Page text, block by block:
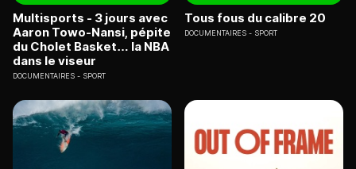
Multisports - 3 jours avec
Aaron Towo-Nansi, pépite
du Cholet Basket… la NBA
dans le viseur
DOCUMENTAIRES SPORT
Tous fous du calibre 20
DOCUMENTAIRES SPORT